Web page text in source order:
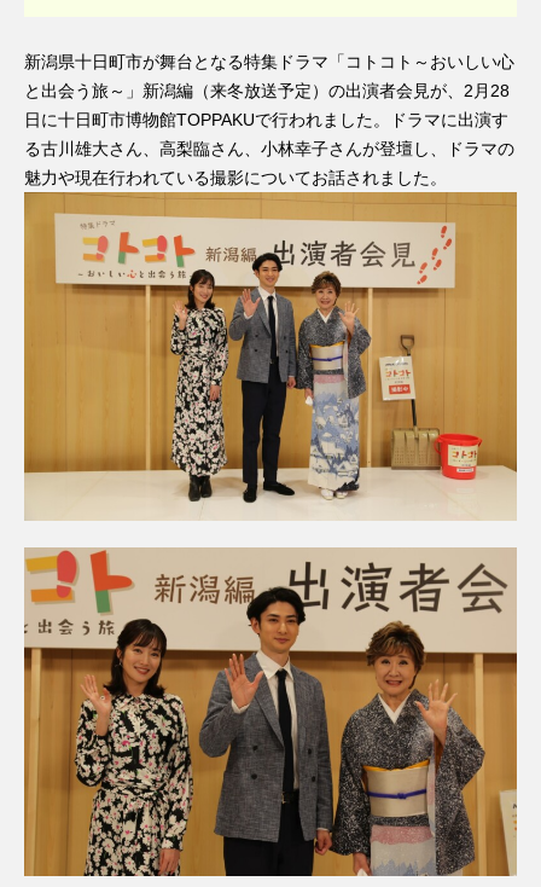
新潟県十日町市が舞台となる特集ドラマ「コトコト～おいしい心
と出会う旅～」新潟編（来冬放送予定）の出演者会見が、2月28
日に十日町市博物館TOPPAKUで行われました。ドラマに出演す
る古川雄大さん、高梨臨さん、小林幸子さんが登壇し、ドラマの
魅力や現在行われている撮影についてお話されました。